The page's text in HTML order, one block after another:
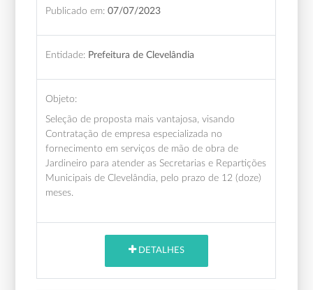
Publicado em: 07/07/2023
Entidade: Prefeitura de Clevelândia
Objeto:
Seleção de proposta mais vantajosa, visando
Contratação de empresa especializada no
fornecimento em serviços de mão de obra de
Jardineiro para atender as Secretarias e Repartições
Municipais de Clevelândia, pelo prazo de 12 (doze)
meses.
DETALHES